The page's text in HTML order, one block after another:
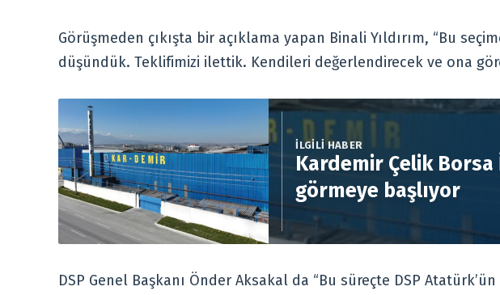
Görüşmeden çıkışta bir açıklama yapan Binali Yıldırım, “Bu
düşündük. Teklifimizi ilettik. Kendileri değerlendirecek ve ona
İLGİLİ HABER
Kardemir Çelik Borsa
görmeye başlıyor
DSP Genel Başkanı Önder Aksakal da “Bu süreçte DSP